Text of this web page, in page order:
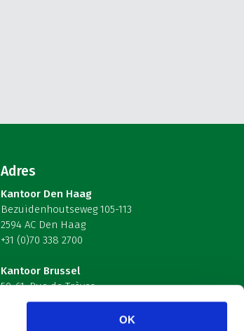
OK
Adres
Kantoor Den Haag
Bezuidenhoutseweg 105-113
2594 AC Den Haag
+31 (0)70 338 2700
Kantoor Brussel
59-61, Rue de Trèves
B-1040 Brussel – België